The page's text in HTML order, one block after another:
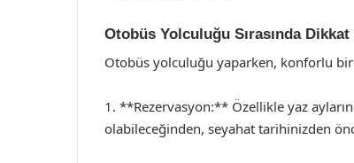
Otobüs Yolculuğu Sırasında
Otobüs yolculuğu yaparken, konforlu bir
1. **Rezervasyon:** Özellikle yaz
olabileceğinden, seyahat tarihinizden